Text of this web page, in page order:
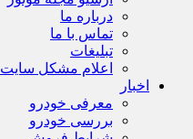
درباره ما
تماس با ما
تبلیغات
اعلام مشکل سایت
اخبار
معرفی خودرو
بررسی خودرو